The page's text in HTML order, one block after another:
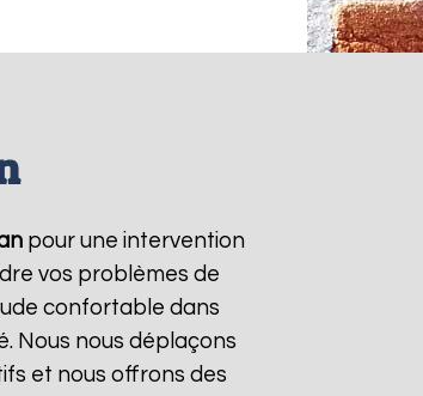
pour une intervention
vos problèmes de
confortable dans
Nous nous déplaçons
et nous offrons des